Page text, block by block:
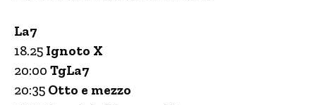
La7
18.25 Ignoto X
20:00 TgLa7
20:35 Otto e mezzo